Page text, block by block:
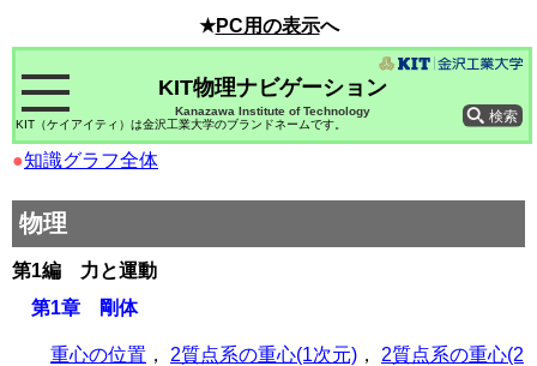
★PC用の表示へ
Kanazawa Institute of Technology
KIT物理ナビゲーション
KIT（ケイアイティ）は金沢工業大学のブランドネームです。
●知識グラフ全体
物理
第1編 力と運動
第1章 剛体
重心の位置 ， 2質点系の重心(1次元) ， 2質点系の重心(2